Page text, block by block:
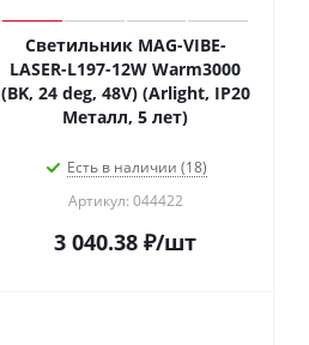
Светильник MAG-VIBE-
LASER-L197-12W Warm3000
(BK, 24 deg, 48V) (Arlight, IP20
Металл, 5 лет)
Есть в наличии (18)
Артикул: 044422
3 040.38 ₽/шт